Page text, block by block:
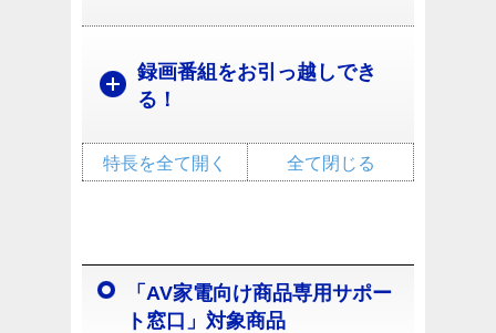
録画番組をお引っ越しでき
る！
全て閉じる
特長を全て開く
「AV家電向け商品専用サポー
ト窓口」対象商品